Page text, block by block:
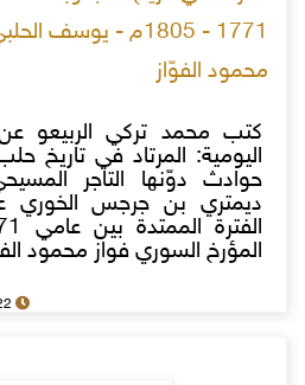
1771 - 1805م - يوسف
محمود الفوّاز
كتب محمد تركي الربيعو
اليومية: المرتاد في تاريخ
حوادث دوّنها التاجر
ديمتري بن جرجس الخوري
المؤرخ السوري فواز محمود
31-10-2022